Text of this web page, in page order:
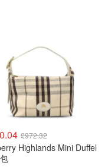
£972.32
Highlands Mini Duffel